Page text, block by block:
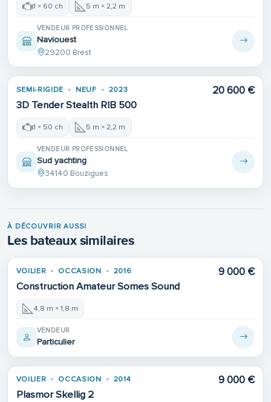
1 × 60 ch 5 m × 2,2 m
VENDEUR PROFESSIONNEL
Naviouest
29200 Brest
SEMI-RIGIDE NEUF 2023
3D Tender Stealth RIB 500
20 600 €
1 × 50 ch 5 m × 2,2 m
VENDEUR PROFESSIONNEL
Sud yachting
34140 Bouzigues
À DÉCOUVRIR AUSSI
Les bateaux similaires
VOILIER OCCASION 2016
Construction Amateur Somes Sound
9 000 €
4,8 m × 1,8 m
VENDEUR
Particulier
VOILIER OCCASION 2014
Plasmor Skellig 2
9 000 €